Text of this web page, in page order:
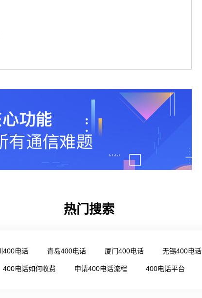
热门搜索
400电话 青岛400电话 厦门400电话 无锡400电话
400电话如何收费 申请400电话流程 400电话平台